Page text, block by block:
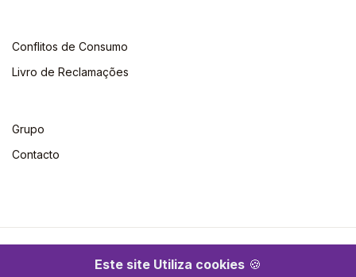
Este site Utiliza cookies 🍪
Conflitos de Consumo
Livro de Reclamações
Grupo
Contacto
©2026 Escolar. Todos os direitos reservados